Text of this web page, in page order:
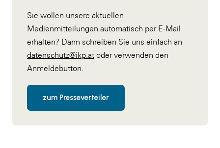
Sie wollen unsere aktuellen
Medienmitteilungen automatisch per E-Mail
erhalten? Dann schreiben Sie uns einfach an
datenschutz@ikp.at oder verwenden den
Anmeldebutton.
zum Presseverteiler